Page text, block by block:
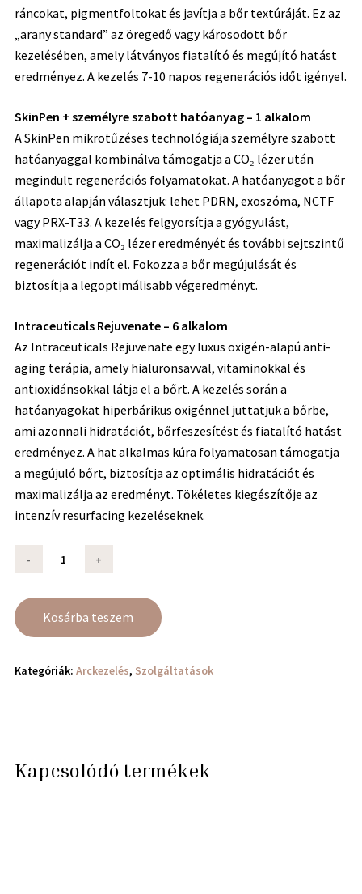
ráncokat, pigmentfoltokat és javítja a bőr textúráját. Ez az
„arany standard” az öregedő vagy károsodott bőr
kezelésében, amely látványos fiatalító és megújító hatást
eredményez. A kezelés 7-10 napos regenerációs időt igényel.
SkinPen + személyre szabott hatóanyag – 1 alkalom
A SkinPen mikrotűzéses technológiája személyre szabott
hatóanyaggal kombinálva támogatja a CO₂ lézer után
megindult regenerációs folyamatokat. A hatóanyagot a bőr
állapota alapján választjuk: lehet PDRN, exoszóma, NCTF
vagy PRX-T33. A kezelés felgyorsítja a gyógyulást,
maximalizálja a CO₂ lézer eredményét és további sejtszintű
regenerációt indít el. Fokozza a bőr megújulását és
biztosítja a legoptimálisabb végeredményt.
Intraceuticals Rejuvenate – 6 alkalom
Az Intraceuticals Rejuvenate egy luxus oxigén-alapú anti-
aging terápia, amely hialuronsavval, vitaminokkal és
antioxidánsokkal látja el a bőrt. A kezelés során a
hatóanyagokat hiperbárikus oxigénnel juttatjuk a bőrbe,
ami azonnali hidratációt, bőrfeszesítést és fiatalító hatást
eredményez. A hat alkalmas kúra folyamatosan támogatja
a megújuló bőrt, biztosítja az optimális hidratációt és
maximalizálja az eredményt. Tökéletes kiegészítője az
intenzív resurfacing kezeléseknek.
Kosárba teszem
Kategóriák: Arckezelés, Szolgáltatások
Kapcsolódó termékek